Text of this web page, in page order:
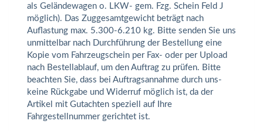
als Geländewagen o. LKW- gem. Fzg. Schein Feld J
möglich). Das Zuggesamtgewicht beträgt nach
Auflastung max. 5.300-6.210 kg. Bitte senden Sie uns
unmittelbar nach Durchführung der Bestellung eine
Kopie vom Fahrzeugschein per Fax- oder per Upload
nach Bestellablauf, um den Auftrag zu prüfen. Bitte
beachten Sie, dass bei Auftragsannahme durch uns-
keine Rückgabe und Widerruf möglich ist, da der
Artikel mit Gutachten speziell auf Ihre
Fahrgestellnummer gerichtet ist.